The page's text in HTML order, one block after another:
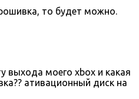
то будет можно.
выхода моего xbox и какая
ативационный диск на